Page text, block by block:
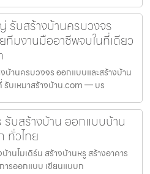
รับสร้างบ้านครบวงจร
ทีมงานมืออาชีพจบในที่เดียว
บ้านครบวงจร ออกแบบและสร้างบ้าน
รับเหมาสร้างบ้าน.com — บร
รับสร้างบ้าน ออกแบบบ้าน
ทั่วไทย
านโมเดิร์น สร้างบ้านหรู สร้างอาคาร
ารออกแบบ เขียนแบบก